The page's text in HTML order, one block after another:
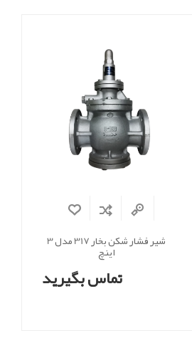
شیر فشار شکن بخار 317 مدل 3
اینچ
تماس بگیرید